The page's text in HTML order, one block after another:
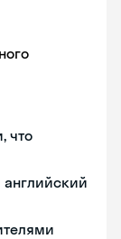
что
английский